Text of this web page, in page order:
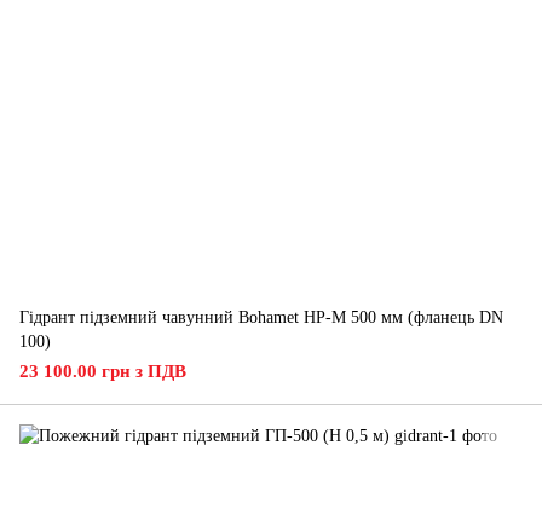
Гідрант підземний чавунний Bohamet HP-M 500 мм (фланець DN
100)
23 100.00 грн з ПДВ